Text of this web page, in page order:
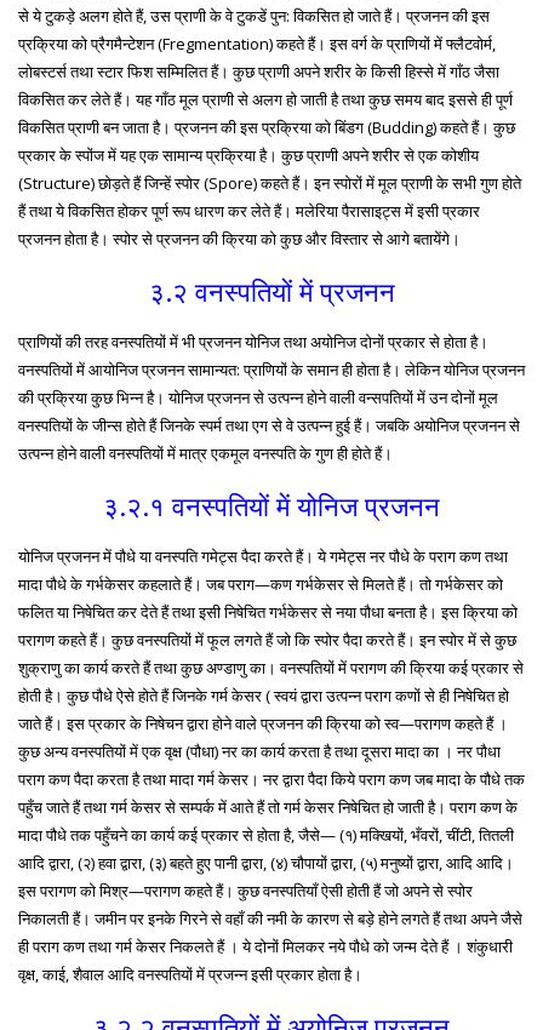
से ये टुकड़े अलग होते हैं, उस प्राणी के वे टुकडें पुन: विकसित हो जाते हैं। प्रजनन की इस
प्रक्रिया को प्रैगमैन्टेशन (Fregmentation) कहते हैं। इस वर्ग के प्राणियों में फ्लैटवोर्म,
लोबस्टर्स तथा स्टार फिश सम्मिलित हैं। कुछ प्राणी अपने शरीर के किसी हिस्से में गाँठ जैसा
विकसित कर लेते हैं। यह गाँठ मूल प्राणी से अलग हो जाती है तथा कुछ समय बाद इससे ही पूर्ण
विकसित प्राणी बन जाता है। प्रजनन की इस प्रक्रिया को बिंडग (Budding) कहते हैं। कुछ
प्रकार के स्पोंज में यह एक सामान्य प्रक्रिया है। कुछ प्राणी अपने शरीर से एक कोशीय
(Structure) छोड़ते हैं जिन्हें स्पोर (Spore) कहते हैं। इन स्पोरों में मूल प्राणी के सभी गुण होते
हैं तथा ये विकसित होकर पूर्ण रूप धारण कर लेते हैं। मलेरिया पैरासाइट्स में इसी प्रकार
प्रजनन होता है। स्पोर से प्रजनन की क्रिया को कुछ और विस्तार से आगे बतायेंगे।
३.२ वनस्पतियों में प्रजनन
प्राणियों की तरह वनस्पतियों में भी प्रजनन योनिज तथा अयोनिज दोनों प्रकार से होता है।
वनस्पतियों में आयोनिज प्रजनन सामान्यत: प्राणियों के समान ही होता है। लेकिन योनिज प्रजनन
की प्रक्रिया कुछ भिन्न है। योनिज प्रजनन से उत्पन्न होने वाली वन्सपतियों में उन दोनों मूल
वनस्पतियों के जीन्स होते हैं जिनके स्पर्म तथा एग से वे उत्पन्न हुई हैं। जबकि अयोनिज प्रजनन से
उत्पन्न होने वाली वनस्पतियों में मात्र एकमूल वनस्पति के गुण ही होते हैं।
३.२.१ वनस्पतियों में योनिज प्रजनन
योनिज प्रजनन में पौधे या वनस्पति गमेट्स पैदा करते हैं। ये गमेट्स नर पौधे के पराग कण तथा
मादा पौधे के गर्भकेसर कहलाते हैं। जब पराग—कण गर्भकेसर से मिलते हैं। तो गर्भकेसर को
फलित या निषेचित कर देते हैं तथा इसी निषेचित गर्भकेसर से नया पौधा बनता है। इस क्रिया को
परागण कहते हैं। कुछ वनस्पतियों में फूल लगते हैं जो कि स्पोर पैदा करते हैं। इन स्पोर में से कुछ
शुक्राणु का कार्य करते हैं तथा कुछ अण्डाणु का। वनस्पतियों में परागण की क्रिया कई प्रकार से
होती है। कुछ पौधे ऐसे होते हैं जिनके गर्म केसर ( स्वयं द्वारा उत्पन्न पराग कणों से ही निषेचित हो
जाते हैं। इस प्रकार के निषेचन द्वारा होने वाले प्रजनन की क्रिया को स्व—परागण कहते हैं ।
कुछ अन्य वनस्पतियों में एक वृक्ष (पौधा) नर का कार्य करता है तथा दूसरा मादा का । नर पौधा
पराग कण पैदा करता है तथा मादा गर्म केसर। नर द्वारा पैदा किये पराग कण जब मादा के पौधे तक
पहुँच जाते हैं तथा गर्म केसर से सम्पर्क में आते हैं तो गर्म केसर निषेचित हो जाती है। पराग कण के
मादा पौधे तक पहुँचने का कार्य कई प्रकार से होता है, जैसे— (१) मक्खियों, भँवरों, चींटी, तितली
आदि द्वारा, (२) हवा द्वारा, (३) बहते हुए पानी द्वारा, (४) चौपायों द्वारा, (५) मनुष्यों द्वारा, आदि आदि।
इस परागण को मिश्र—परागण कहते हैं। कुछ वनस्पतियाँ ऐसी होती हैं जो अपने से स्पोर
निकालती हैं। जमीन पर इनके गिरने से वहाँ की नमी के कारण से बड़े होने लगते हैं तथा अपने जैसे
ही पराग कण तथा गर्म केसर निकलते हैं । ये दोनों मिलकर नये पौधे को जन्म देते हैं । शंकुधारी
वृक्ष, काई, शैवाल आदि वनस्पतियों में प्रजन्न इसी प्रकार होता है।